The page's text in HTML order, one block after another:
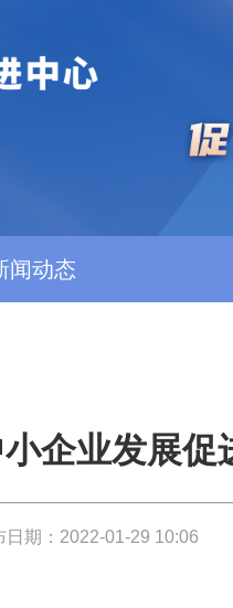
闻动态
企业发展
日期：2022-01-29 10:06